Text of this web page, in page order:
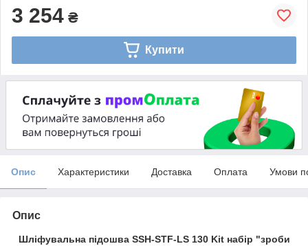
3 254 ₴
Купити
Опис Характеристики Доставка Оплата Умови
Опис
Шліфувальна підошва SSH-STF-LS 130 Kit набір "зроби